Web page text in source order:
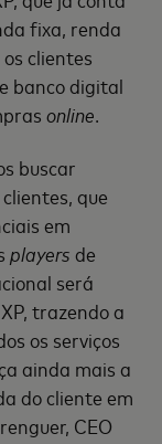
fixa, renda
clientes
banco digital
online
buscar
que
em
players de
será
trazendo a
os serviços
ainda mais a
do cliente em
CEO